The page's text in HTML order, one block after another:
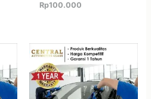
Rp100.000